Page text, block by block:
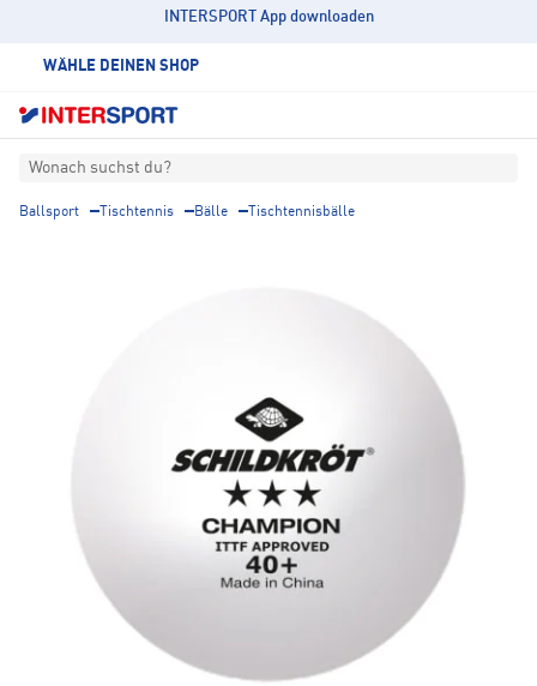
INTERSPORT App downloaden
WÄHLE DEINEN SHOP
Wonach suchst du?
Ballsport Tischtennis Bälle Tischtennisbälle